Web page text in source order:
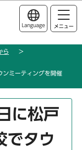
動
Language メニュー
ら
ミーティングを開催
に松戸
でタウ